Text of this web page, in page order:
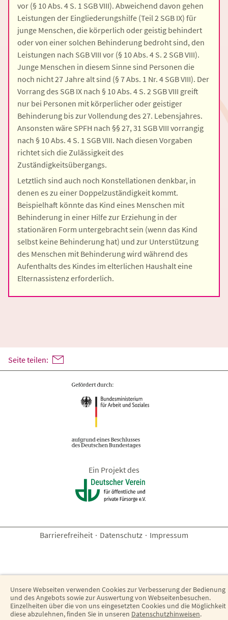
vor (§ 10 Abs. 4 S. 1 SGB VIII). Abweichend davon gehen
Leistungen der Eingliederungshilfe (Teil 2 SGB IX) für
junge Menschen, die körperlich oder geistig behindert
oder von einer solchen Behinderung bedroht sind, den
Leistungen nach SGB VIII vor (§ 10 Abs. 4 S. 2 SGB VIII).
Junge Menschen in diesem Sinne sind Personen die
noch nicht 27 Jahre alt sind (§ 7 Abs. 1 Nr. 4 SGB VIII). Der
Vorrang des SGB IX nach § 10 Abs. 4 S. 2 SGB VIII greift
nur bei Personen mit körperlicher oder geistiger
Behinderung bis zur Vollendung des 27. Lebensjahres.
Ansonsten wäre SPFH nach §§ 27, 31 SGB VIII vorrangig
nach § 10 Abs. 4 S. 1 SGB VIII. Nach diesen Vorgaben
richtet sich die Zulässigkeit des
Zuständigkeitsübergangs.
Letztlich sind auch noch Konstellationen denkbar, in
denen es zu einer Doppelzuständigkeit kommt.
Beispielhaft könnte das Kind eines Menschen mit
Behinderung in einer Hilfe zur Erziehung in der
stationären Form untergebracht sein (wenn das Kind
selbst keine Behinderung hat) und zur Unterstützung
des Menschen mit Behinderung wird während des
Aufenthalts des Kindes im elterlichen Haushalt eine
Elternassistenz erforderlich.
Seite teilen:
Ein Projekt des
Barrierefreiheit · Datenschutz · Impressum
Unsere Webseiten verwenden Cookies zur Verbesserung der Bedienung
und des Angebots sowie zur Auswertung von Webseitenbesuchen.
Einzelheiten über die von uns eingesetzten Cookies und die Möglichkeit
diese abzulehnen, finden Sie in unseren Datenschutzhinweisen.